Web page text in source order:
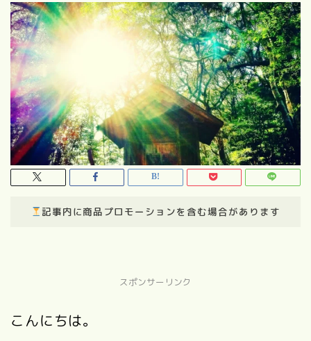
記事内に商品プロモーションを含む場合があります
スポンサーリンク
こんにちは。